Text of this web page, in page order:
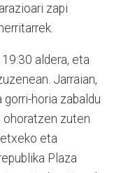
zapi
aldera, eta
Jarraian,
horia zabaldu
ohoratzen zuten
eta
Plaza